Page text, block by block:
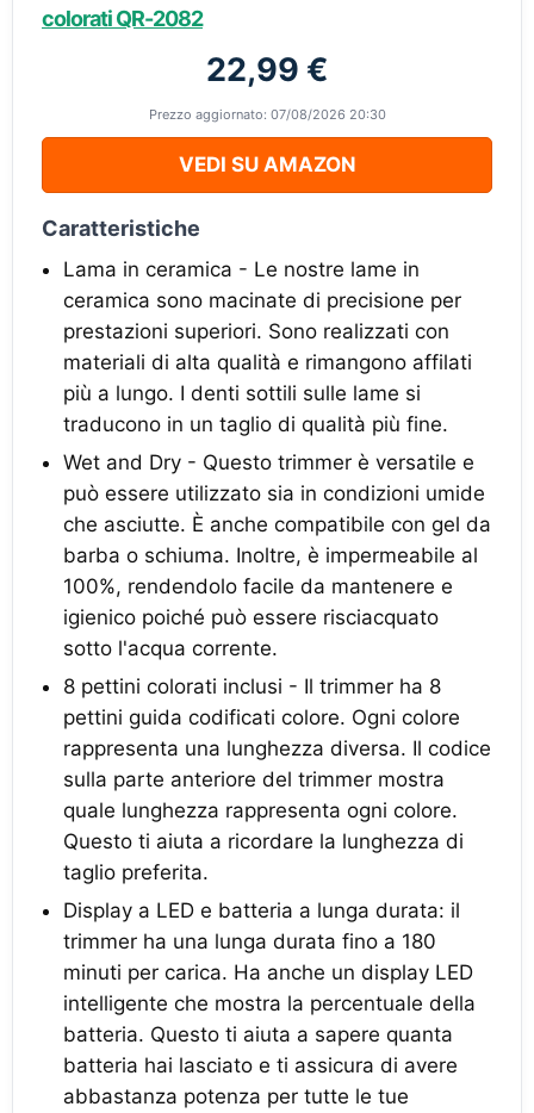
colorati QR-2082
22,99 €
Prezzo aggiornato: 07/08/2026 20:30
VEDI SU AMAZON
Caratteristiche
Lama in ceramica - Le nostre lame in
ceramica sono macinate di precisione per
prestazioni superiori. Sono realizzati con
materiali di alta qualità e rimangono affilati
più a lungo. I denti sottili sulle lame si
traducono in un taglio di qualità più fine.
Wet and Dry - Questo trimmer è versatile e
può essere utilizzato sia in condizioni umide
che asciutte. È anche compatibile con gel da
barba o schiuma. Inoltre, è impermeabile al
100%, rendendolo facile da mantenere e
igienico poiché può essere risciacquato
sotto l'acqua corrente.
8 pettini colorati inclusi - Il trimmer ha 8
pettini guida codificati colore. Ogni colore
rappresenta una lunghezza diversa. Il codice
sulla parte anteriore del trimmer mostra
quale lunghezza rappresenta ogni colore.
Questo ti aiuta a ricordare la lunghezza di
taglio preferita.
Display a LED e batteria a lunga durata: il
trimmer ha una lunga durata fino a 180
minuti per carica. Ha anche un display LED
intelligente che mostra la percentuale della
batteria. Questo ti aiuta a sapere quanta
batteria hai lasciato e ti assicura di avere
abbastanza potenza per tutte le tue